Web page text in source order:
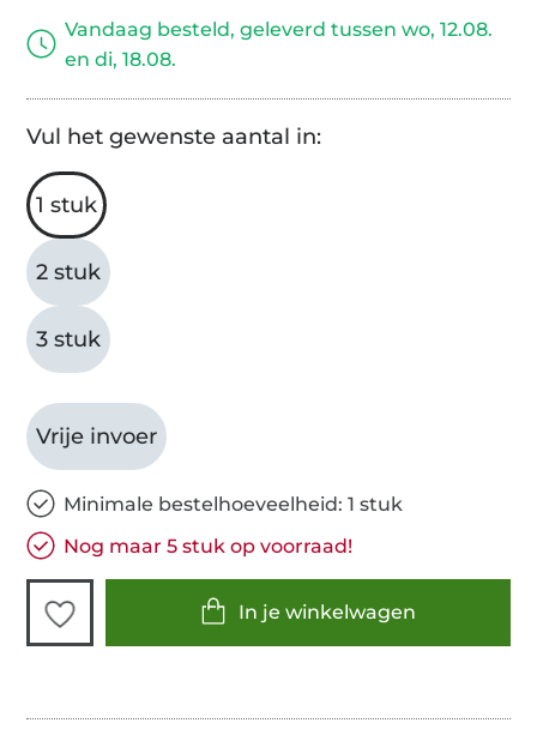
Vandaag besteld, geleverd tussen wo, 12.08.
en di, 18.08.
Vul het gewenste aantal in:
1 stuk
2 stuk
3 stuk
Vrije invoer
Minimale bestelhoeveelheid: 1 stuk
Nog maar 5 stuk op voorraad!
In je winkelwagen